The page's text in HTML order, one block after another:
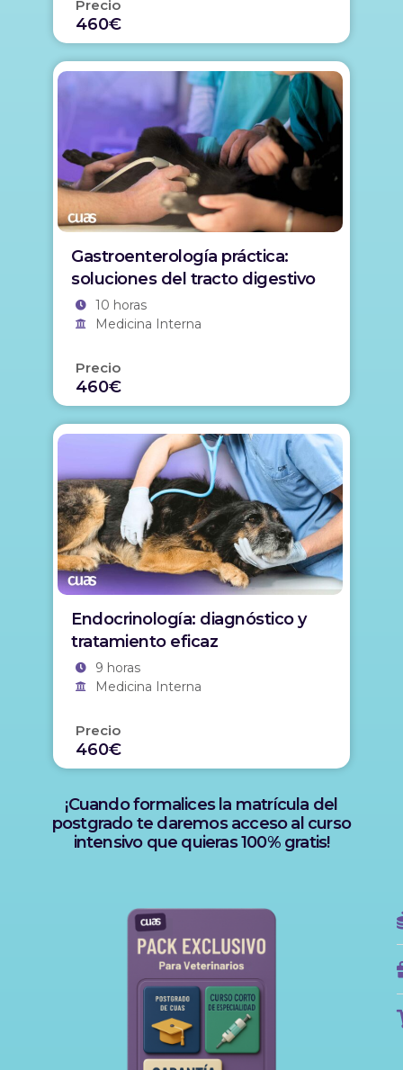
Precio
460€
Gastroenterología práctica:
soluciones del tracto digestivo
10 horas
Medicina Interna
Precio
460€
Endocrinología: diagnóstico y
tratamiento eficaz
9 horas
Medicina Interna
Precio
460€
¡Cuando formalices la matrícula del
postgrado te daremos acceso al curso
intensivo que quieras 100% gratis!